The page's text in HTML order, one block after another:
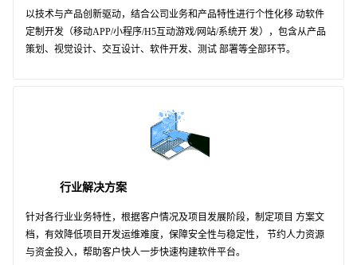
以技术与产品创新驱动，结合公司业务和产品特性进行个性化移 动软件
定制开发（移动APP/小程序/H5互动游戏/网站/系统开 发），包含从产品
策划、视觉设计、交互设计、软件开发、测试 部署等全部环节。
行业解决方案
针对各行业业务特性，根据客户情况及项目发展阶段，制定项目 方案文
档，有效降低项目开发运维难度，保障安全性与稳定性， 节约人力资源
与资金投入，帮助客户快人一步快速构建软件平台。